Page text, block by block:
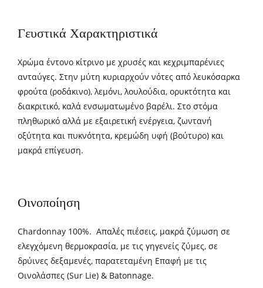
Γευστικά Χαρακτηριστικά
Χρώµα έντονο κίτρινο με χρυσές και κεχριμπαρένιες
ανταύγες. Στην μύτη κυριαρχούν νότες από λευκόσαρκα
φρούτα (ροδάκινο), λεμόνι, λουλούδια, ορυκτότητα και
διακριτικό, καλά ενσωματωμένο βαρέλι. Στο στόμα
πληθωρικό αλλά με εξαιρετική ενέργεια, ζωντανή
οξύτητα και πυκνότητα, κρεμώδη υφή (βούτυρο) και
μακρά επίγευση.
Οινοποίηση
Chardonnay 100%. Απαλές πιέσεις, μακρά ζύμωση σε
ελεγχόμενη θερμοκρασία, με τις γηγενείς ζύμες, σε
δρύινες δεξαμενές, παρατεταμένη Επαφή με τις
Οινολάσπες (Sur Lie) & Batonnage.